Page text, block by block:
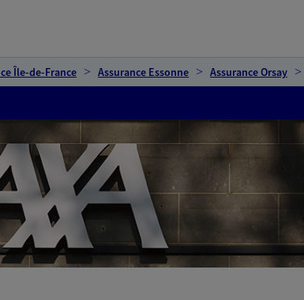
Île-de-France Assurance Essonne Assurance Orsay